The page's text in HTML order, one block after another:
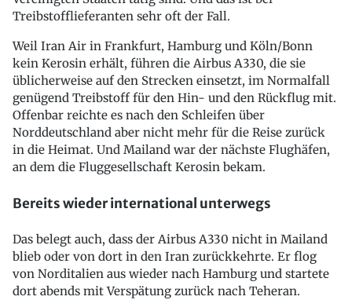
Treibstofflieferanten sehr oft der Fall.
Weil Iran Air in Frankfurt, Hamburg und Köln/Bonn
kein Kerosin erhält, führen die Airbus A330, die sie
üblicherweise auf den Strecken einsetzt, im Normalfall
genügend Treibstoff für den Hin- und den Rückflug mit.
Offenbar reichte es nach den Schleifen über
Norddeutschland aber nicht mehr für die Reise zurück
in die Heimat. Und Mailand war der nächste Flughäfen,
an dem die Fluggesellschaft Kerosin bekam.
Bereits wieder international unterwegs
Das belegt auch, dass der Airbus A330 nicht in Mailand
blieb oder von dort in den Iran zurückkehrte. Er flog
von Norditalien aus wieder nach Hamburg und startete
dort abends mit Verspätung zurück nach Teheran.